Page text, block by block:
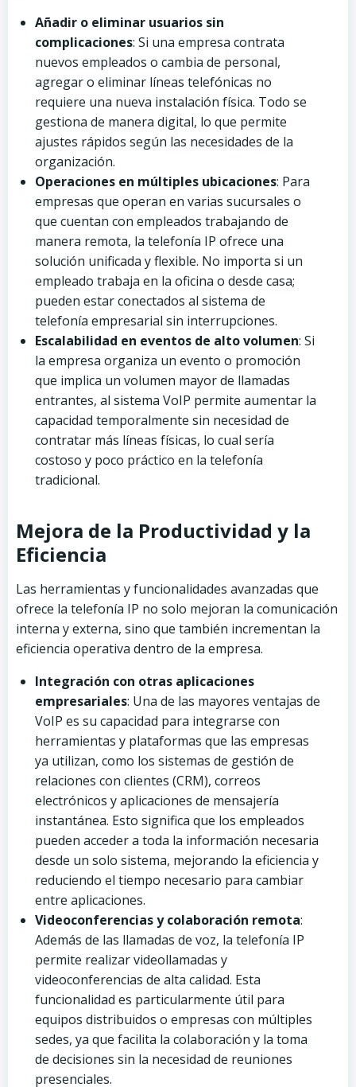
Añadir o eliminar usuarios sin
complicaciones: Si una empresa contrata
nuevos empleados o cambia de personal,
agregar o eliminar líneas telefónicas no
requiere una nueva instalación física. Todo se
gestiona de manera digital, lo que permite
ajustes rápidos según las necesidades de la
organización.
Operaciones en múltiples ubicaciones: Para
empresas que operan en varias sucursales o
que cuentan con empleados trabajando de
manera remota, la telefonía IP ofrece una
solución unificada y flexible. No importa si un
empleado trabaja en la oficina o desde casa;
pueden estar conectados al sistema de
telefonía empresarial sin interrupciones.
Escalabilidad en eventos de alto volumen: Si
la empresa organiza un evento o promoción
que implica un volumen mayor de llamadas
entrantes, al sistema VoIP permite aumentar la
capacidad temporalmente sin necesidad de
contratar más líneas físicas, lo cual sería
costoso y poco práctico en la telefonía
tradicional.
Mejora de la Productividad y la
Eficiencia
Las herramientas y funcionalidades avanzadas que
ofrece la telefonía IP no solo mejoran la comunicación
interna y externa, sino que también incrementan la
eficiencia operativa dentro de la empresa.
Integración con otras aplicaciones
empresariales: Una de las mayores ventajas de
VoIP es su capacidad para integrarse con
herramientas y plataformas que las empresas
ya utilizan, como los sistemas de gestión de
relaciones con clientes (CRM), correos
electrónicos y aplicaciones de mensajería
instantánea. Esto significa que los empleados
pueden acceder a toda la información necesaria
desde un solo sistema, mejorando la eficiencia y
reduciendo el tiempo necesario para cambiar
entre aplicaciones.
Videoconferencias y colaboración remota:
Además de las llamadas de voz, la telefonía IP
permite realizar videollamadas y
videoconferencias de alta calidad. Esta
funcionalidad es particularmente útil para
equipos distribuidos o empresas con múltiples
sedes, ya que facilita la colaboración y la toma
de decisiones sin la necesidad de reuniones
presenciales.